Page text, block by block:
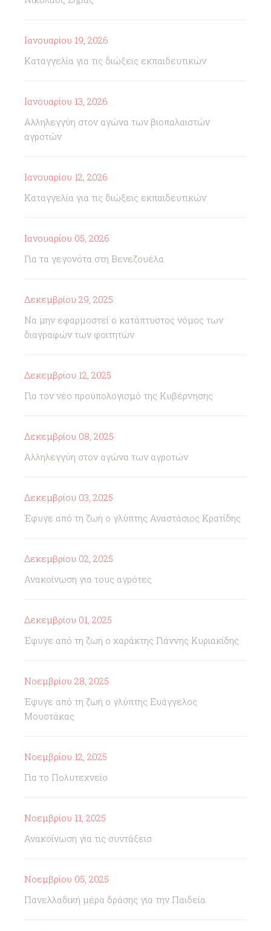
Ιανουαρίου 19, 2026
Καταγγελία για τις διώξεις εκπαιδευτικών
Ιανουαρίου 13, 2026
Αλληλεγγύη στον αγώνα των βιοπαλαιστών
αγροτών
Ιανουαρίου 12, 2026
Καταγγελία για τις διώξεις εκπαιδευτικών
Ιανουαρίου 05, 2026
Για τα γεγονότα στη Βενεζουέλα
Δεκεμβρίου 29, 2025
Να μην εφαρμοστεί ο κατάπτυστος νόμος των
διαγραφών των φοιτητών
Δεκεμβρίου 12, 2025
Για τον νέο προϋπολογισμό της Κυβέρνησης
Δεκεμβρίου 08, 2025
Αλληλεγγύη στον αγώνα των αγροτών
Δεκεμβρίου 03, 2025
Έφυγε από τη ζωή ο γλύπτης Αναστάσιος Κρατίδης
Δεκεμβρίου 02, 2025
Ανακοίνωση για τους αγρότες
Δεκεμβρίου 01, 2025
Έφυγε από τη ζωή ο χαράκτης Γιάννης Κυριακίδης
Νοεμβρίου 28, 2025
Έφυγε από τη ζωή ο γλύπτης Ευάγγελος
Μουστάκας
Νοεμβρίου 12, 2025
Για το Πολυτεχνείο
Νοεμβρίου 11, 2025
Ανακοίνωση για τις συντάξεισ
Νοεμβρίου 05, 2025
Πανελλαδική μέρα δράσης για την Παιδεία